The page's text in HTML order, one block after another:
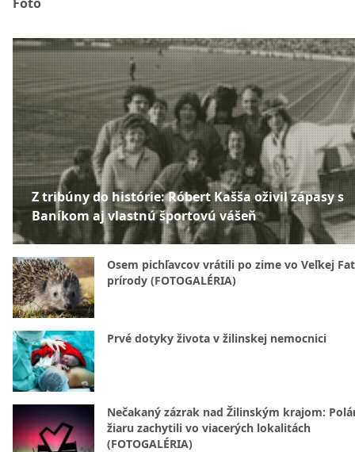
Z tribúny do histórie: Róbert Kašša oživil zápasy s
Baníkom aj vlastnú športovú vášeň
Osem pichľavcov vrátili po zime vo Veľkej
prírody (FOTOGALÉRIA)
Prvé dotyky života v žilinskej nemocnici
Nečakaný zázrak nad Žilinským krajom:
žiaru zachytili vo viacerých lokalitách
(FOTOGALÉRIA)